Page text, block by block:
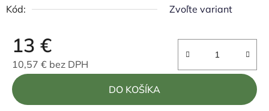
Kód:
Zvoľte variant
13 €
10,57 € bez DPH
Jednotková cena:
DO KOŠÍKA